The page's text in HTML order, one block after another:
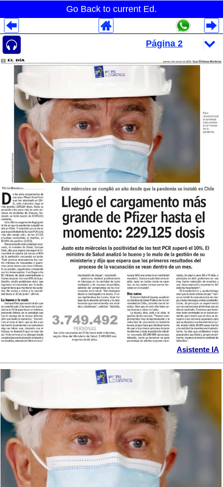
Go Back to current Ed.
Asistente IA
Despliegues Analytics
Despliegues Totales
Despliegues por Rubros